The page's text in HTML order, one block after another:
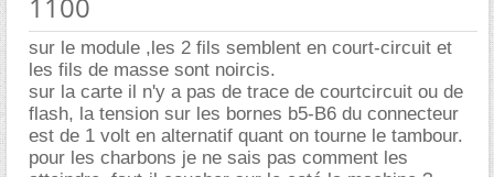
sur le module ,les 2 fils semblent en court-circuit et
les fils de masse sont noircis.
sur la carte il n'y a pas de trace de courtcircuit ou de
flash, la tension sur les bornes b5-B6 du connecteur
est de 1 volt en alternatif quant on tourne le tambour.
pour les charbons je ne sais pas comment les